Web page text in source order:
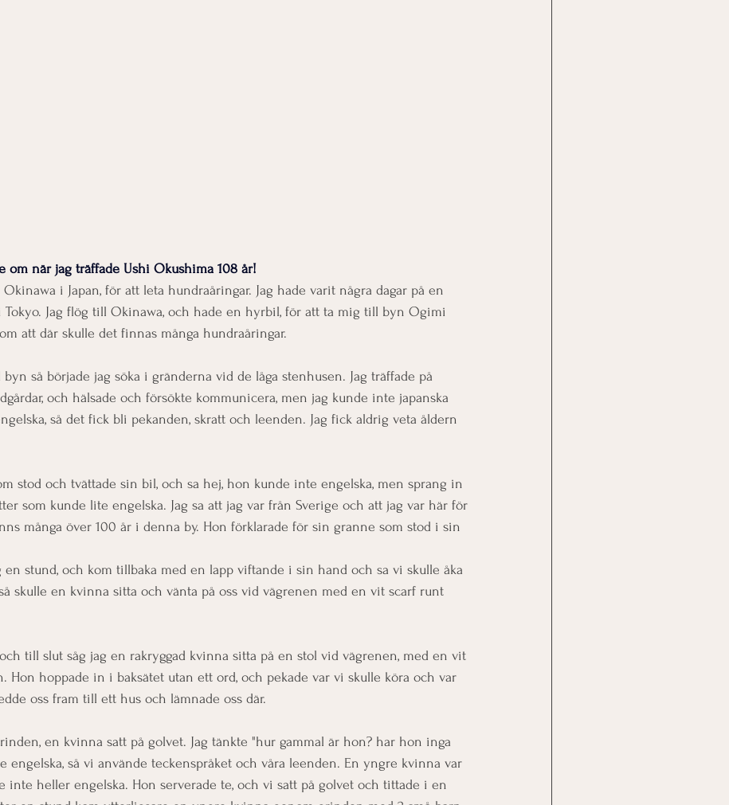
om när jag träffade Ushi Okushima 108 år!
i Japan, för att leta hundraåringar. Jag hade varit några dagar på en
Tokyo. Jag flög till Okinawa, och hade en hyrbil, för att ta mig till byn Ogimi
att där skulle det finnas många hundraåringar.
så började jag söka i gränderna vid de låga stenhusen. Jag träffade på
och hälsade och försökte kommunicera, men jag kunde inte japanska
så det fick bli pekanden, skratt och leenden. Jag fick aldrig veta åldern
stod och tvättade sin bil, och sa hej, hon kunde inte engelska, men sprang in
som kunde lite engelska. Jag sa att jag var från Sverige och att jag var här för
många över 100 år i denna by. Hon förklarade för sin granne som stod i sin
en stund, och kom tillbaka med en lapp viftande i sin hand och sa vi skulle åka
skulle en kvinna sitta och vänta på oss vid vägrenen med en vit scarf runt
till slut såg jag en rakryggad kvinna sitta på en stol vid vägrenen, med en vit
Hon hoppade in i baksätet utan ett ord, och pekade var vi skulle köra och var
oss fram till ett hus och lämnade oss där.
en kvinna satt på golvet. Jag tänkte "hur gammal är hon? har hon inga
engelska, så vi använde teckenspråket och våra leenden. En yngre kvinna var
inte heller engelska. Hon serverade te, och vi satt på golvet och tittade i en